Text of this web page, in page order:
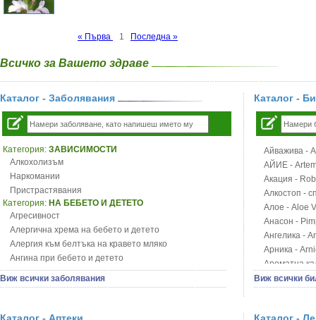
« Първа 1 Последна »
Всичко за Вашето здраве
Каталог - Заболявания
Категория: ЗАВИСИМОСТИ
Алкохолизъм
Наркомании
Пристрастявания
Категория: НА БЕБЕТО И ДЕТЕТО
Агресивност
Алергична хрема на бебето и детето
Алергия към белтъка на кравето мляко
Ангина при бебето и детето
Анемия при бебето и детето
Апетит - пълни деца
Безапетитие при бебето и детето
Виж всички заболявания
Каталог -
Айважива -
АЙИЕ -
Акация -
Алкостоп -
Алое - Aloe
Анасон -
Ангелика -
Арника -
Ароматна
Арония -
Виж всички